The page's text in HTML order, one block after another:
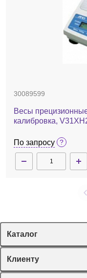
30089599
Весы
калибровка,
По запросу
Каталог
Спецпредложения
Оборудование,
Клиенту